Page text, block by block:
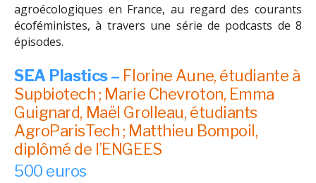
agroécologiques en France, au regard des courants
écoféministes, à travers une série de podcasts de 8
épisodes.
SEA Plastics – Florine Aune, étudiante à
Supbiotech ; Marie Chevroton, Emma
Guignard, Maël Grolleau, étudiants
AgroParisTech ; Matthieu Bompoil,
diplômé de l’ENGEES
500 euros